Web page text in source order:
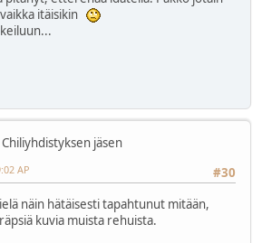
itäisikin
Chiliyhdistyksen jäsen
#30
AP
näin hätäisesti tapahtunut mitään,
kuvia muista rehuista.